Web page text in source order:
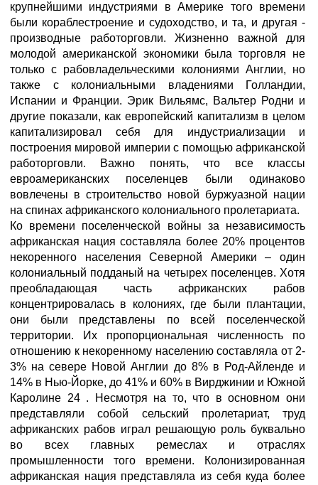
крупнейшими индустриями в Америке того времени
были кораблестроение и судоходство, и та, и другая -
производные работорговли. Жизненно важной для
молодой американской экономики была торговля не
только с рабовладельческими колониями Англии, но
также с колониальными владениями Голландии,
Испании и Франции. Эрик Вильямс, Вальтер Родни и
другие показали, как европейский капитализм в целом
капитализировал себя для индустриализации и
построения мировой империи с помощью африканской
работорговли. Важно понять, что все классы
евроамериканских поселенцев были одинаково
вовлечены в строительство новой буржуазной нации
на спинах африканского колониального пролетариата.
Ко времени поселенческой войны за независимость
африканская нация составляла более 20% процентов
некоренного населения Северной Америки – один
колониальный подданый на четырех поселенцев. Хотя
преобладающая часть африканских рабов
концентрировалась в колониях, где были плантации,
они были представлены по всей поселенческой
территории. Их пропорциональная численность по
отношению к некоренному населению составляла от 2-
3% на севере Новой Англии до 8% в Род-Айленде и
14% в Нью-Йорке, до 41% и 60% в Вирджинии и Южной
Каролине 24 . Несмотря на то, что в основном они
представляли собой сельский пролетариат, труд
африканских рабов играл решающую роль буквально
во всех главных ремеслах и отраслях
промышленности того времени. Колонизированная
африканская нация представляла из себя куда более